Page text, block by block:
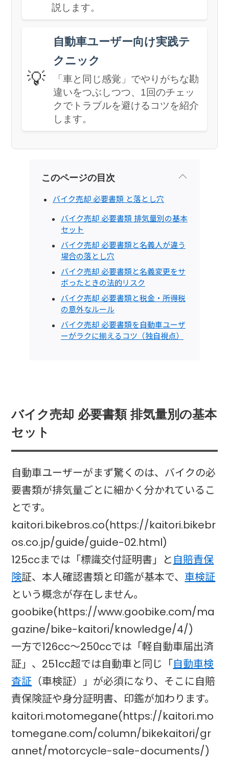
説します。
💡
自動車ユーザー向け実践テ
クニック
「車と同じ感覚」でやりがちな勘
違いをつぶしつつ、1回のチェッ
クでトラブルを避けるコツを紹介
します。
このページの目次
バイク売却 必要書類 と落とし穴
バイク売却 必要書類 排気量別の基本
セット
バイク売却 必要書類と名義人が違う
場合の落とし穴
バイク売却 必要書類と名義変更をサ
ボったときの法的リスク
バイク売却 必要書類と税金・所得税
の意外なルール
バイク売却 必要書類を自動車ユーザ
ーがラクに揃えるコツ（独自視点）
バイク売却 必要書類 排気量別の基本
セット
自動車ユーザーがまず驚くのは、バイクの必
要書類が排気量ごとに細かく分かれているこ
とです。
kaitori.bikebros.co(https://kaitori.bikebr
os.co.jp/guide/guide-02.html)
125ccまでは「標識交付証明書」と 自賠責保
険証、本人確認書類と印鑑が基本で、車検証
という概念が存在しません。
goobike(https://www.goobike.com/ma
gazine/bike-kaitori/knowledge/4/)
一方で126cc〜250ccでは「軽自動車届出済
証」、251cc超では自動車と同じ「自動車検
査証 （車検証）」が必須になり、そこに自賠
責保険証や身分証明書、印鑑が加わります。
kaitori.motomegane(https://kaitori.mo
tomegane.com/column/bikekaitori/gr
annet/motorcycle-sale-documents/)